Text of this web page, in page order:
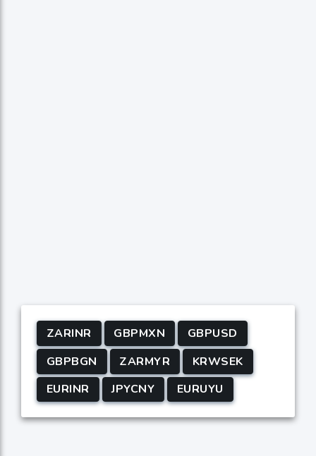
ZARINR GBPMXN
GBPUSD
GBPBGN
ZARMYR
KRWSEK
EURINR
JPYCNY EURUYU